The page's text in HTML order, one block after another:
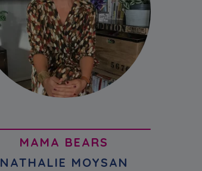
MAMA BEARS
NATHALIE MOYSAN